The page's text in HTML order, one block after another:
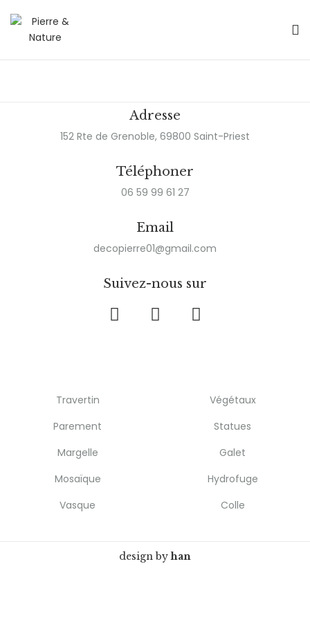
Adresse
152 Rte de Grenoble, 69800 Saint-Priest
Téléphoner
06 59 99 61 27
Email
decopierre01@gmail.com
Suivez-nous sur
Travertin
Parement
Margelle
Mosaïque
Vasque
Végétaux
Statues
Galet
Hydrofuge
Colle
design byhan